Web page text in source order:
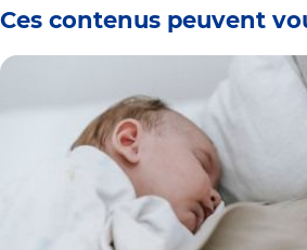
Ces contenus peuvent